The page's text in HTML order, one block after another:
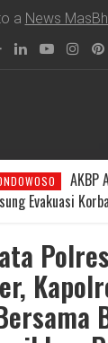
a News
AKBP
Evakuasi